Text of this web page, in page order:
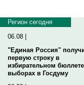
Регион сегодня
06.08 |
"Единая Россия"
первую строку в
избирательном
выборах в Госдуму